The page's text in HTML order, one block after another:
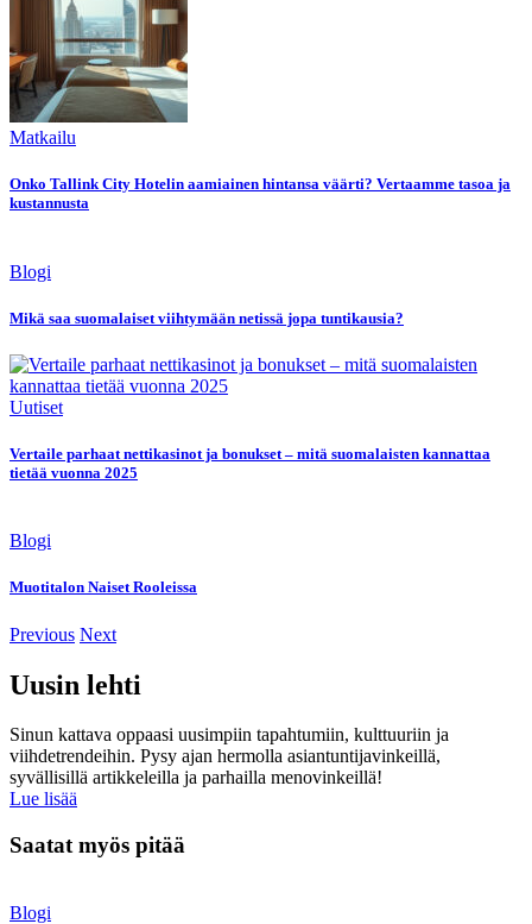
Matkailu
Onko Tallink City Hotelin aamiainen hintansa väärti? Vertaamme tasoa ja
kustannusta
Blogi
Mikä saa suomalaiset viihtymään netissä jopa tuntikausia?
Uutiset
Vertaile parhaat nettikasinot ja bonukset – mitä suomalaisten kannattaa
tietää vuonna 2025
Blogi
Muotitalon Naiset Rooleissa
Previous Next
Uusin lehti
Sinun kattava oppaasi uusimpiin tapahtumiin, kulttuuriin ja
viihdetrendeihin. Pysy ajan hermolla asiantuntijavinkeillä,
syvällisillä artikkeleilla ja parhailla menovinkeillä!
Lue lisää
Saatat myös pitää
Blogi